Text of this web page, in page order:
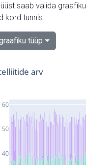
saab valida
kord tunnis.
tüüp
40
50
60
arv